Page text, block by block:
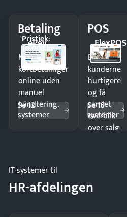
Betaling
ePay
Pristjek:
10.008 kr
Modtag
kortbetalinger
online uden
manuel
håndtering.
Se 12
systemer
POS
FlexPOS
Ekspedér
kunderne
hurtigere
og få
samlet
overblik
over salg
Se 15
systemer
IT-systemer til
HR-afdelingen